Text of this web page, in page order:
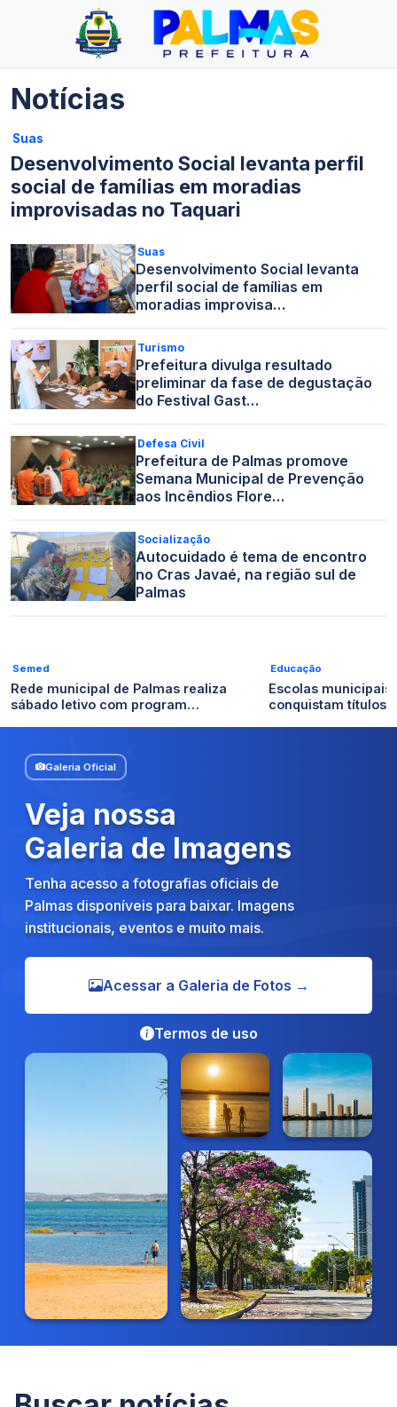
Notícias
Suas
Desenvolvimento Social levanta perfil
social de famílias em moradias
improvisadas no Taquari
Suas
Desenvolvimento Social levanta
perfil social de famílias em
moradias improvisa…
Turismo
Prefeitura divulga resultado
preliminar da fase de degustação
do Festival Gast…
Defesa Civil
Prefeitura de Palmas promove
Semana Municipal de Prevenção
aos Incêndios Flore…
Socialização
Autocuidado é tema de encontro
no Cras Javaé, na região sul de
Palmas
Semed
Rede municipal de Palmas realiza
sábado letivo com program…
Educação
Escolas municipais
conquistam títulos
Galeria Oficial
Veja nossa
Galeria de Imagens
Tenha acesso a fotografias oficiais de
Palmas disponíveis para baixar. Imagens
institucionais, eventos e muito mais.
Termos de uso
Acessar a Galeria de Fotos →